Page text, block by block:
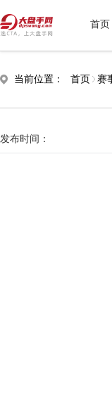
首页
当前位置： 首页 赛
发布时间：